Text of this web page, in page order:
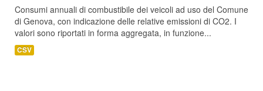
Consumi annuali di combustibile dei veicoli ad uso del Comune
di Genova, con indicazione delle relative emissioni di CO2. I
valori sono riportati in forma aggregata, in funzione...
CSV